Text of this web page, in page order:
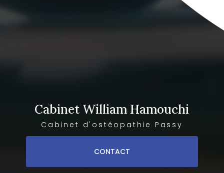
Cabinet William Hamouchi
Cabinet d'ostéopathie Passy
CONTACT